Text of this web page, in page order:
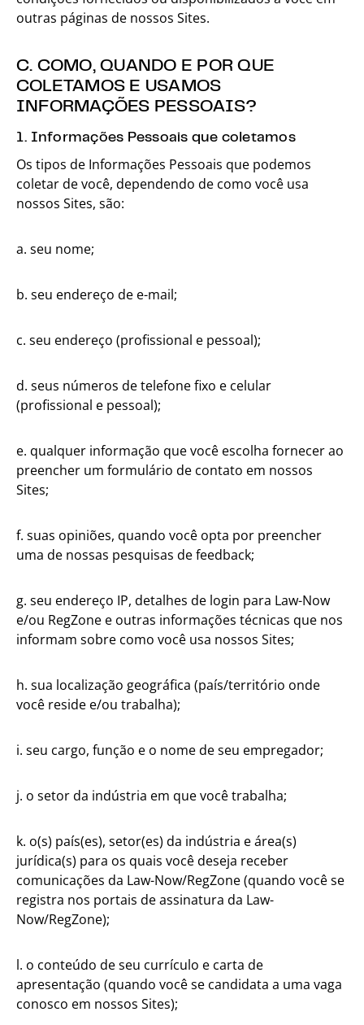
outras páginas de nossos Sites.
C. COMO, QUANDO E POR QUE
COLETAMOS E USAMOS
INFORMAÇÕES PESSOAIS?
1. Informações Pessoais que coletamos
Os tipos de Informações Pessoais que podemos
coletar de você, dependendo de como você usa
nossos Sites, são:
a. seu nome;
b. seu endereço de e-mail;
c. seu endereço (profissional e pessoal);
d. seus números de telefone fixo e celular
(profissional e pessoal);
e. qualquer informação que você escolha fornecer ao
preencher um formulário de contato em nossos
Sites;
f. suas opiniões, quando você opta por preencher
uma de nossas pesquisas de feedback;
g. seu endereço IP, detalhes de login para Law-Now
e/ou RegZone e outras informações técnicas que nos
informam sobre como você usa nossos Sites;
h. sua localização geográfica (país/território onde
você reside e/ou trabalha);
i. seu cargo, função e o nome de seu empregador;
j. o setor da indústria em que você trabalha;
k. o(s) país(es), setor(es) da indústria e área(s)
jurídica(s) para os quais você deseja receber
comunicações da Law-Now/RegZone (quando você se
registra nos portais de assinatura da Law-
Now/RegZone);
l. o conteúdo de seu currículo e carta de
apresentação (quando você se candidata a uma vaga
conosco em nossos Sites);